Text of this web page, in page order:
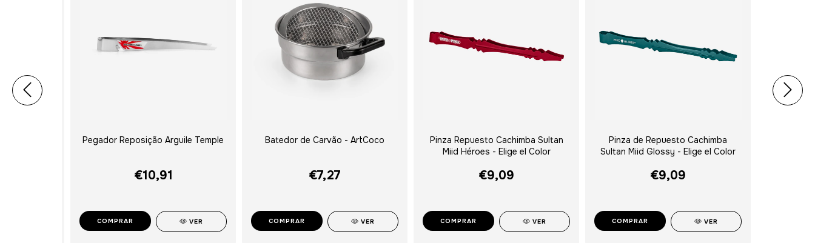
Pegador Reposição Arguile Temple
€10,91
COMPRAR VER
Batedor de Carvão - ArtCoco
€7,27
VER
Pinza Repuesto Cachimba Sultan
Miid Héroes - Elige el Color
€9,09
COMPRAR VER
Pinza de Repuesto Cachimba
Sultan Miid Glossy - Elige el Color
€9,09
COMPRAR VER